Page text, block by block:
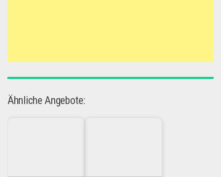
Ähnliche Angebote: